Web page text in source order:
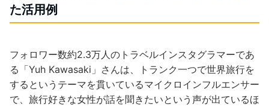
た活用例
フォロワー数約2.3万人のトラベルインスタグラマーであ
る「Yuh Kawasaki」さんは、トランク一つで世界旅行を
するというテーマを貫いているマイクロインフルエンサー
で、旅行好きな女性が話を聞きたいという声が出ているほ